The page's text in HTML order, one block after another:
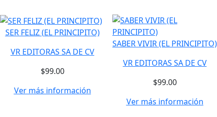
SER FELIZ (EL PRINCIPITO)
VR EDITORAS SA DE CV
$99.00
Ver más información
SABER VIVIR (EL PRINCIPITO)
VR EDITORAS SA DE CV
$99.00
Ver más información